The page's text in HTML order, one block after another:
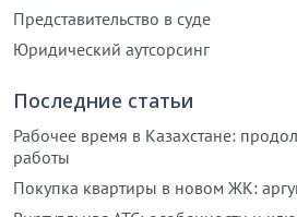
Представительство в суде
Юридический аутсорсинг
Последние статьи
Рабочее время в Казахстане:
работы
Покупка квартиры в новом ЖК: